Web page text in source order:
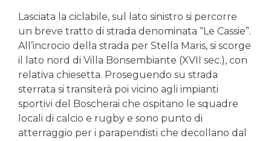
Lasciata la ciclabile, sul lato sinistro si percorre
un breve tratto di strada denominata “Le Cassie”.
All’incrocio della strada per Stella Maris, si scorge
il lato nord di Villa Bonsembiante (XVII sec.), con
relativa chiesetta. Proseguendo su strada
sterrata si transiterà poi vicino agli impianti
sportivi del Boscherai che ospitano le squadre
locali di calcio e rugby e sono punto di
atterraggio per i parapendisti che decollano dal